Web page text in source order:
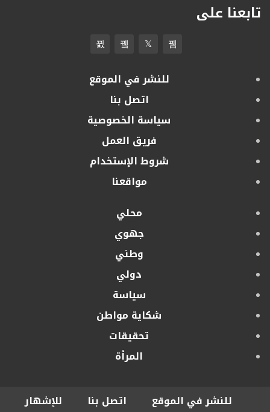
تابعنا على
للنشر في الموقع
اتصل بنا
سياسة الخصوصية
فريق العمل
شروط الإستخدام
مواقعنا
محلي
جهوي
وطني
دولي
سياسة
شكاية مواطن
تحقيقات
المرأة
للنشر في الموقع اتصل بنا
للإشهار